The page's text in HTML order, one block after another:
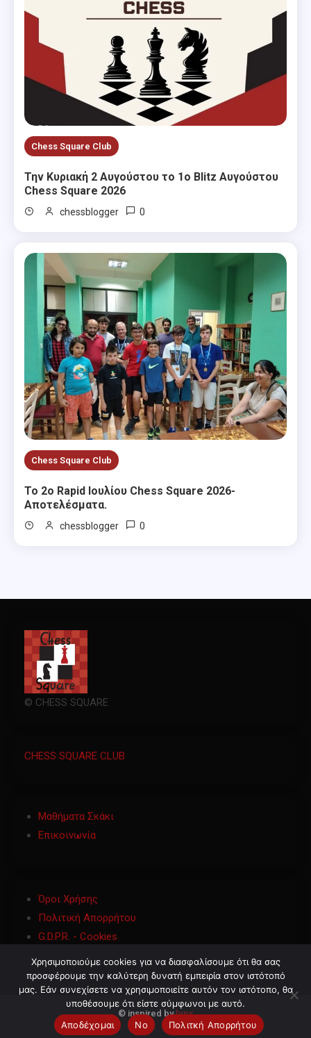
Chess Square Club
Την Κυριακή 2 Αυγούστου το 1ο Blitz Αυγούστου
Chess Square 2026
chessblogger 0
Chess Square Club
Το 2ο Rapid Ιουλίου Chess Square 2026-
Αποτελέσματα.
chessblogger 0
© CHESS SQUARE
CHESS SQUARE CLUB
Μαθήματα Σκάκι
Επικοινωνία
Όροι Χρήσης
Πολιτική Απορρήτου
G.D.P.R. - Cookies
© inspired bylynx
Χρησιμοποιούμε cookies για να διασφαλίσουμε ότι θα σας
προσφέρουμε την καλύτερη δυνατή εμπειρία στον ιστότοπό
μας. Εάν συνεχίσετε να χρησιμοποιείτε αυτόν τον ιστότοπο, θα
υποθέσουμε ότι είστε σύμφωνοι με αυτό.
Αποδέχομαι
No Πολιτκή Απορρήτου